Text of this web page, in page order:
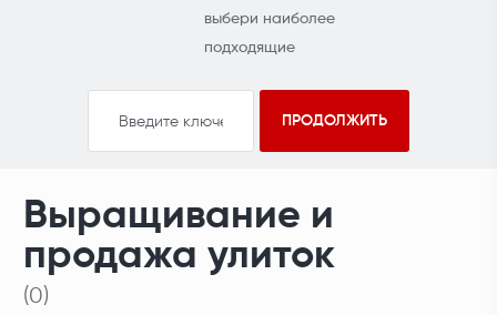
выбери наиболее
подходящие
Выращивание и
продажа улиток
(0)